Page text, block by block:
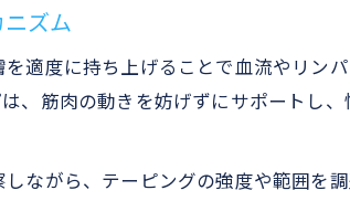
整骨院テーピングを自分に合わせて
整骨院のテーピング活用で日常動作
整骨院テーピングの最適な活用で再
整骨院テーピングと自己管理のバラ
ズム
適度に持ち上げることで血流やリン
、筋肉の動きを妨げずにサポートし
ながら、テーピングの強度や範囲を